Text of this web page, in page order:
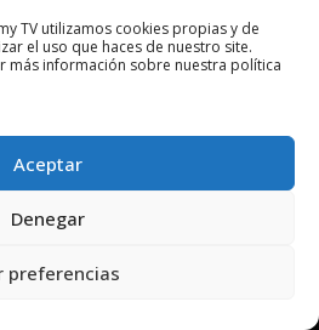
TV utilizamos cookies propias y de
el uso que haces de nuestro site.
más información sobre nuestra política
Aceptar
Denegar
preferencias